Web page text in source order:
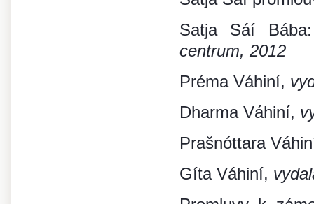
Satja Sáí
centrum, 2012
Préma Váhiní,
Dharma Váhiní,
Prašnóttara
Gíta Váhiní,